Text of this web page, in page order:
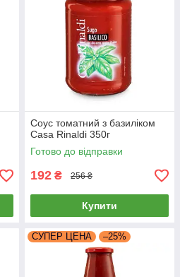
Соус томатний з базиліком
Casa Rinaldi 350г
Готово до відправки
192 ₴ 256 ₴
Купити
СУПЕР ЦЕНА –25%